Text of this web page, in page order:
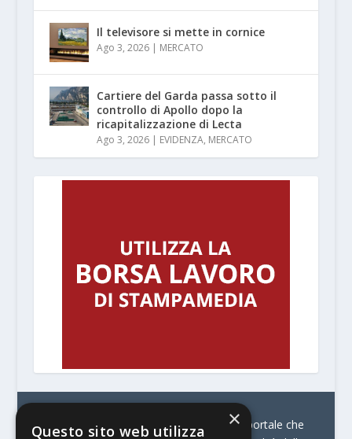
Il televisore si mette in cornice
Ago 3, 2026| MERCATO
Cartiere del Garda passa sotto il
controllo di Apollo dopo la
ricapitalizzazione di Lecta
Ago 3, 2026| EVIDENZA, MERCATO
© Stratego Group –
stampamedia.net è il portale che
×
Questo sito web utilizza